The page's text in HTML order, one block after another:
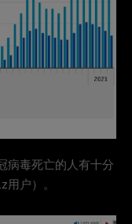
病毒死亡的人有十分
户）。